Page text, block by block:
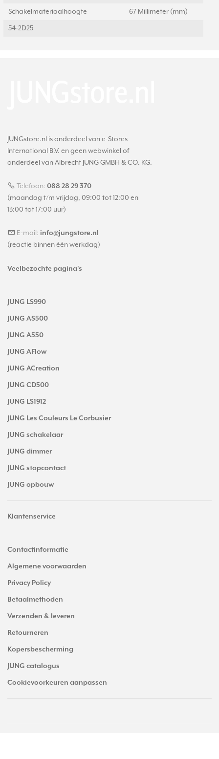
Schakelmateriaalhoogte 67 Millimeter (mm)
54-2D25
JUNGstore.nl is onderdeel van e-Stores
International B.V. en geen webwinkel of
onderdeel van Albrecht JUNG GMBH & CO. KG.
Telefoon: 088 28 29 370
(maandag t/m vrijdag, 09:00 tot 12:00 en
13:00 tot 17:00 uur)
E-mail: info@jungstore.nl
(reactie binnen één werkdag)
Veelbezochte pagina's
JUNG LS990
JUNG AS500
JUNG A550
JUNG AFlow
JUNG ACreation
JUNG CD500
JUNG LS1912
JUNG Les Couleurs Le Corbusier
JUNG schakelaar
JUNG dimmer
JUNG stopcontact
JUNG opbouw
Klantenservice
Contactinformatie
Algemene voorwaarden
Privacy Policy
Betaalmethoden
Verzenden & leveren
Retourneren
Kopersbescherming
JUNG catalogus
Cookievoorkeuren aanpassen